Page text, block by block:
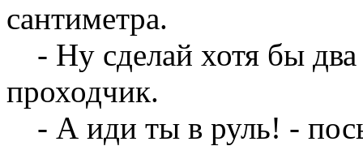
сантиметра.
- Ну сделай хотя бы
проходчик.
- А иди ты в руль! -